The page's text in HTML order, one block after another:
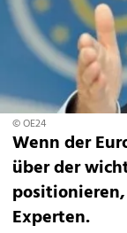
© OE24
Wenn der
über der
Experten.